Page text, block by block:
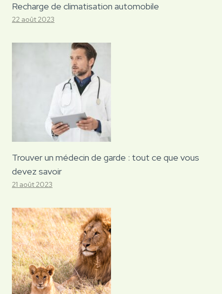
Recharge de climatisation automobile
22 août 2023
Trouver un médecin de garde : tout ce que vous
devez savoir
21 août 2023